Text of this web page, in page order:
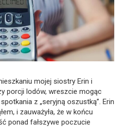
mojej siostry Erin i
porcji lodów, wreszcie mogąc
z „seryjną oszustką”. Erin
i zauważyła, że w końcu
ponad fałszywe poczucie